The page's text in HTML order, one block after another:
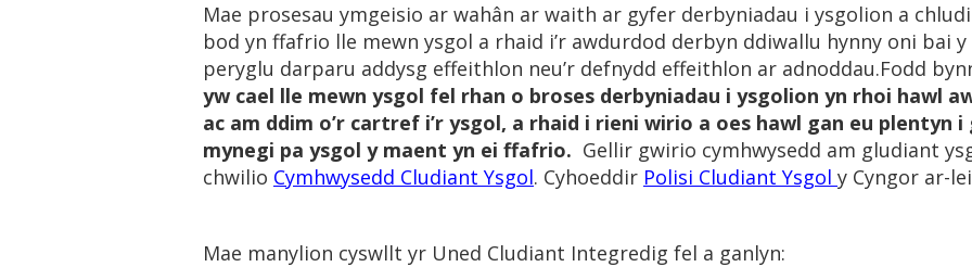
Mae prosesau ymgeisio ar wahân ar waith ar gyfer derbyniadau i ysgolion a
bod yn ffafrio lle mewn ysgol a rhaid i’r awdurdod derbyn ddiwallu hynny oni bai
peryglu darparu addysg effeithlon neu’r defnydd effeithlon ar adnoddau.Fodd
yw cael lle mewn ysgol fel rhan o broses derbyniadau i ysgolion yn rhoi hawl
ac am ddim o’r cartref i’r ysgol, a rhaid i rieni wirio a oes hawl gan eu plentyn
mynegi pa ysgol y maent yn ei ffafrio. Gellir gwirio cymhwysedd am gludiant
chwilio Cymhwysedd Cludiant Ysgol. Cyhoeddir Polisi Cludiant Ysgol y Cyngor ar-
Mae manylion cyswllt yr Uned Cludiant Integredig fel a ganlyn: